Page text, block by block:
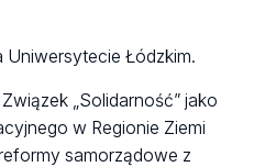
Uniwersytecie Łódzkim.
„Solidarność” jako
w Regionie Ziemi
samorządowe z